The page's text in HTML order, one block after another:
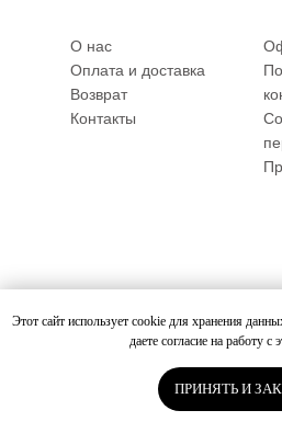
Этот сайт использует cookie для хранения
даете согласие на работу
ПРИНЯТЬ И
ИП Сысорина А. С. ИНН:
О нас
Оплата и доставка
Возврат
Контакты